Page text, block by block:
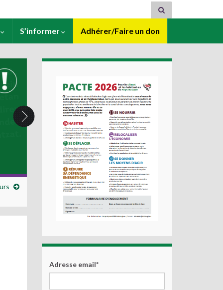
S’informer Adhérer/Faire un don
Adresse email*